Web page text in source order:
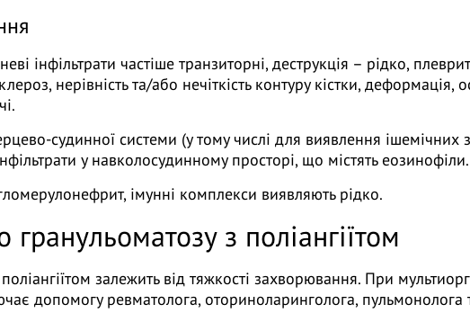
інфільтрати частіше транзиторні, деструкція – рідко,
нерівність та/або нечіткість контуру кістки, деформація,
судинної системи (у тому числі для виявлення ішемічних
у навколосудинному просторі, що містять еозинофіли.
імунні комплекси виявляють рідко.
з поліангіїтом
залежить від тяжкості захворювання. При
допомогу ревматолога, оториноларинголога, пульмонолога